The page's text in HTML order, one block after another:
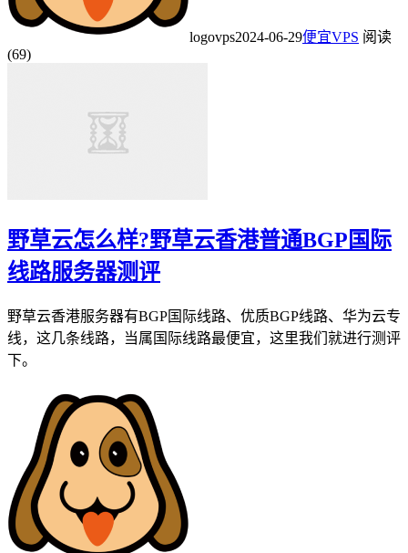
logovps2024-06-29便宜VPS 阅读
(69)
野草云怎么样?野草云香港普通BGP国际
线路服务器测评
野草云香港服务器有BGP国际线路、优质BGP线路、华为云专
线，这几条线路，当属国际线路最便宜，这里我们就进行测评
下。